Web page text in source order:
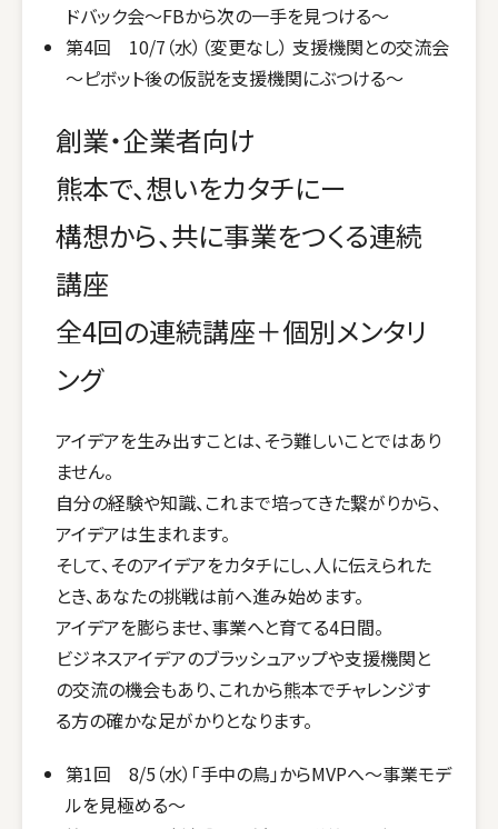
ドバック会～FBから次の一手を見つける～
第4回 10/7（水）（変更なし） 支援機関との交流会
～ピボット後の仮説を支援機関にぶつける～
創業・企業者向け
熊本で、想いをカタチにー
構想から、共に事業をつくる連続
講座
全4回の連続講座＋個別メンタリ
ング
アイデアを生み出すことは、そう難しいことではあり
ません。
自分の経験や知識、これまで培ってきた繋がりから、
アイデアは生まれます。
そして、そのアイデアをカタチにし、人に伝えられた
とき、あなたの挑戦は前へ進み始めます。
アイデアを膨らませ、事業へと育てる4日間。
ビジネスアイデアのブラッシュアップや支援機関と
の交流の機会もあり、これから熊本でチャレンジす
る方の確かな足がかりとなります。
第1回 8/5（水）「手中の鳥」からMVPへ～事業モデ
ルを見極める～